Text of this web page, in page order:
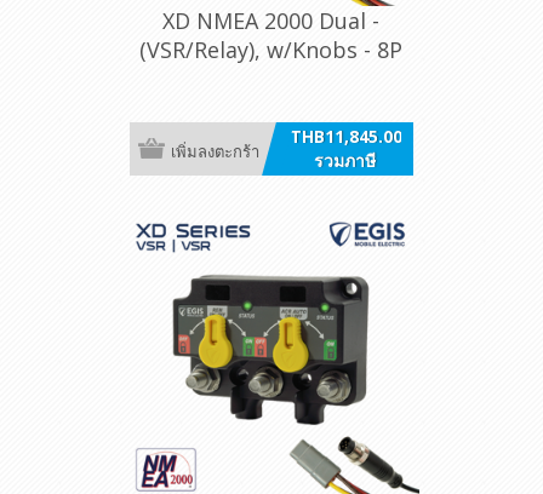
XD NMEA 2000 Dual -
(VSR/Relay), w/Knobs - 8P
THB11,845.00
รวมภาษี
เพิ่มลงตะกร้า